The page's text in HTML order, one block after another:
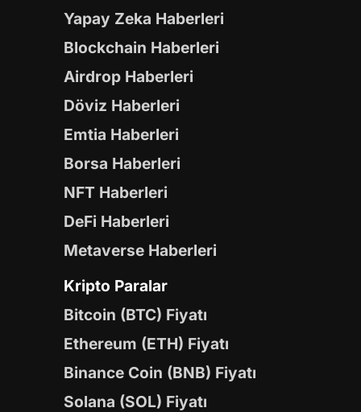
Yapay Zeka Haberleri
Blockchain Haberleri
Airdrop Haberleri
Döviz Haberleri
Emtia Haberleri
Borsa Haberleri
NFT Haberleri
DeFi Haberleri
Metaverse Haberleri
Kripto Paralar
Bitcoin (BTC) Fiyatı
Ethereum (ETH) Fiyatı
Binance Coin (BNB) Fiyatı
Solana (SOL) Fiyatı